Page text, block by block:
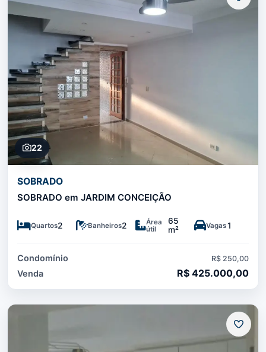
22
SOBRADO
SOBRADO em JARDIM CONCEIÇÃO
Quartos2 Banheiros2
Área
útil
65
m²
Vagas1
Condomínio R$ 250,00
Venda R$ 425.000,00